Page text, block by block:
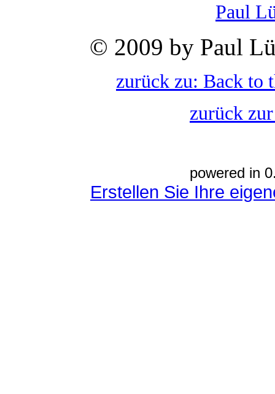
Paul
© 2009 by Paul
zurück zu: Back to
zurück
powered in
Erstellen Sie Ihre